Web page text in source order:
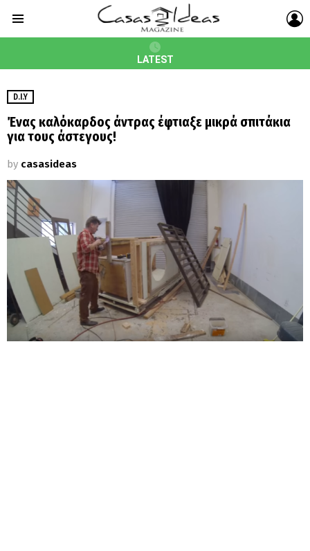
LATEST
D.I.Y
Ένας καλόκαρδος άντρας έφτιαξε μικρά σπιτάκια
για τους άστεγους!
by casasideas